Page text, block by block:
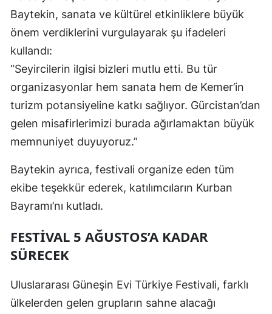
Baytekin, sanata ve kültürel etkinliklere büyük
önem verdiklerini vurgulayarak şu ifadeleri
kullandı:
“Seyircilerin ilgisi bizleri mutlu etti. Bu tür
organizasyonlar hem sanata hem de Kemer’in
turizm potansiyeline katkı sağlıyor. Gürcistan’dan
gelen misafirlerimizi burada ağırlamaktan büyük
memnuniyet duyuyoruz.”
Baytekin ayrıca, festivali organize eden tüm
ekibe teşekkür ederek, katılımcıların Kurban
Bayramı’nı kutladı.
FESTIVAL 5 AĞUSTOS’A KADAR
SÜRECEK
Uluslararası Güneşin Evi Türkiye Festivali, farklı
ülkelerden gelen grupların sahne alacağı